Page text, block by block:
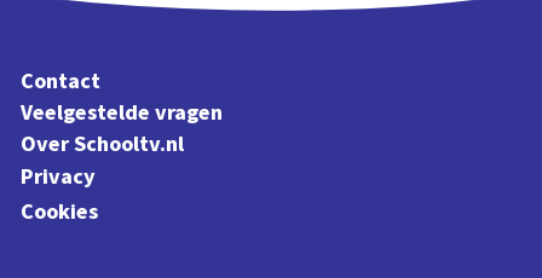
Contact
Veelgestelde vragen
Over Schooltv.nl
Privacy
Cookies